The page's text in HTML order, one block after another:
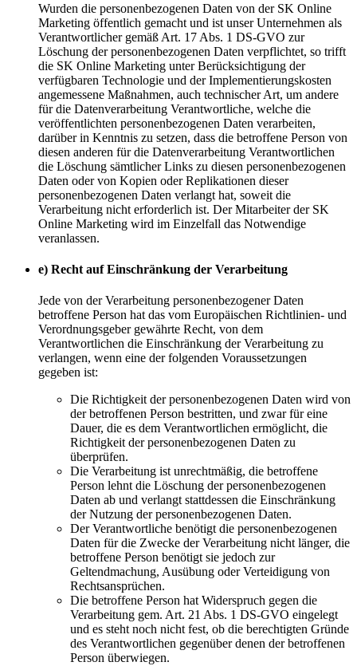
Wurden die personenbezogenen Daten von der SK Online
Marketing öffentlich gemacht und ist unser Unternehmen als
Verantwortlicher gemäß Art. 17 Abs. 1 DS-GVO zur
Löschung der personenbezogenen Daten verpflichtet, so trifft
die SK Online Marketing unter Berücksichtigung der
verfügbaren Technologie und der Implementierungskosten
angemessene Maßnahmen, auch technischer Art, um andere
für die Datenverarbeitung Verantwortliche, welche die
veröffentlichten personenbezogenen Daten verarbeiten,
darüber in Kenntnis zu setzen, dass die betroffene Person von
diesen anderen für die Datenverarbeitung Verantwortlichen
die Löschung sämtlicher Links zu diesen personenbezogenen
Daten oder von Kopien oder Replikationen dieser
personenbezogenen Daten verlangt hat, soweit die
Verarbeitung nicht erforderlich ist. Der Mitarbeiter der SK
Online Marketing wird im Einzelfall das Notwendige
veranlassen.
e) Recht auf Einschränkung der Verarbeitung
Jede von der Verarbeitung personenbezogener Daten
betroffene Person hat das vom Europäischen Richtlinien- und
Verordnungsgeber gewährte Recht, von dem
Verantwortlichen die Einschränkung der Verarbeitung zu
verlangen, wenn eine der folgenden Voraussetzungen
gegeben ist:
Die Richtigkeit der personenbezogenen Daten wird von
der betroffenen Person bestritten, und zwar für eine
Dauer, die es dem Verantwortlichen ermöglicht, die
Richtigkeit der personenbezogenen Daten zu
überprüfen.
Die Verarbeitung ist unrechtmäßig, die betroffene
Person lehnt die Löschung der personenbezogenen
Daten ab und verlangt stattdessen die Einschränkung
der Nutzung der personenbezogenen Daten.
Der Verantwortliche benötigt die personenbezogenen
Daten für die Zwecke der Verarbeitung nicht länger, die
betroffene Person benötigt sie jedoch zur
Geltendmachung, Ausübung oder Verteidigung von
Rechtsansprüchen.
Die betroffene Person hat Widerspruch gegen die
Verarbeitung gem. Art. 21 Abs. 1 DS-GVO eingelegt
und es steht noch nicht fest, ob die berechtigten Gründe
des Verantwortlichen gegenüber denen der betroffenen
Person überwiegen.